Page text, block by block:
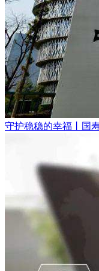
守护稳稳的幸福丨国